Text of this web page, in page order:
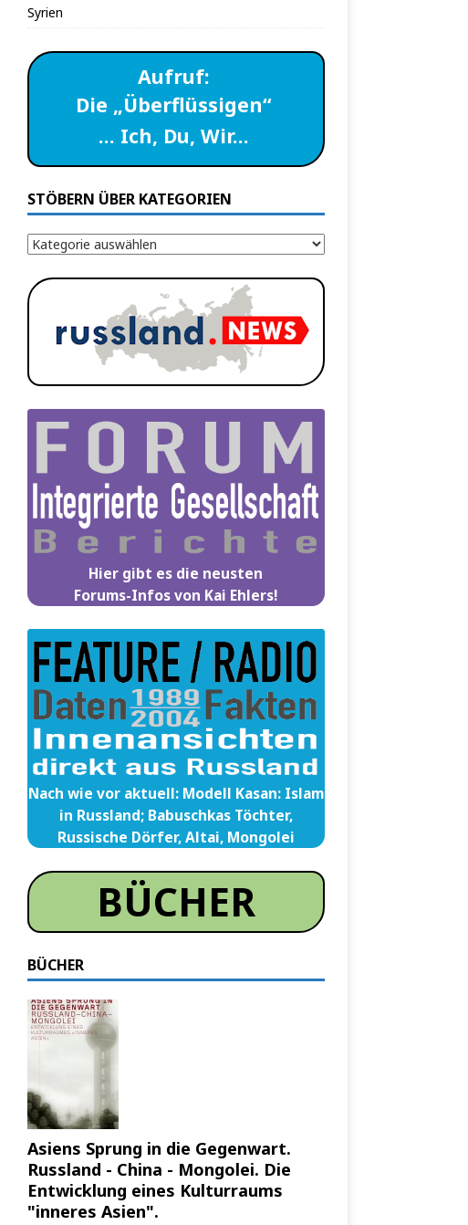
Syrien
Aufruf:
Die „Überflüssigen“
… Ich, Du, Wir…
STÖBERN ÜBER KATEGORIEN
Hier gibt es die neusten
Forums-Infos von Kai Ehlers!
Nach wie vor aktuell: Modell Kasan: Islam
in Russland; Babuschkas Töchter,
Russische Dörfer, Altai, Mongolei
BÜCHER
BÜCHER
Asiens Sprung in die Gegenwart.
Russland - China - Mongolei. Die
Entwicklung eines Kulturraums
"inneres Asien".